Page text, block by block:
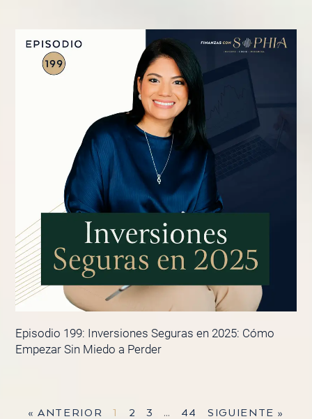
Episodio 199: Inversiones Seguras en 2025: Cómo
Empezar Sin Miedo a Perder
« ANTERIOR 1 2 3 … 44 SIGUIENTE »